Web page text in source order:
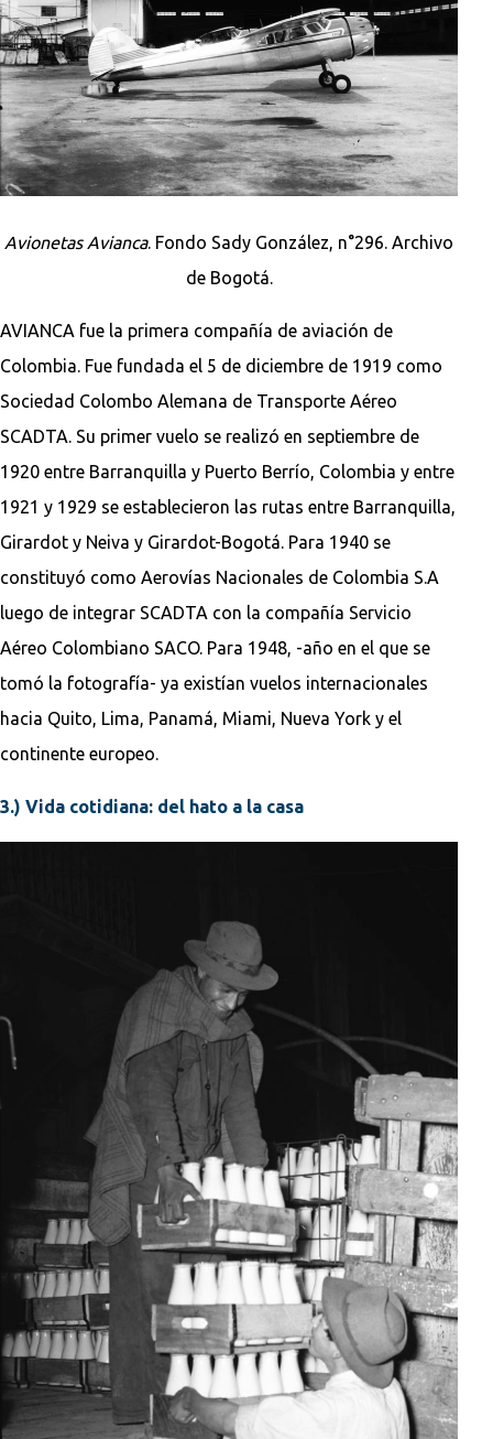
Avionetas Avianca. Fondo Sady González, n°296. Archivo
de Bogotá.
AVIANCA fue la primera compañía de aviación de
Colombia. Fue fundada el 5 de diciembre de 1919 como
Sociedad Colombo Alemana de Transporte Aéreo
SCADTA. Su primer vuelo se realizó en septiembre de
1920 entre Barranquilla y Puerto Berrío, Colombia y entre
1921 y 1929 se establecieron las rutas entre Barranquilla,
Girardot y Neiva y Girardot-Bogotá. Para 1940 se
constituyó como Aerovías Nacionales de Colombia S.A
luego de integrar SCADTA con la compañía Servicio
Aéreo Colombiano SACO. Para 1948, -año en el que se
tomó la fotografía- ya existían vuelos internacionales
hacia Quito, Lima, Panamá, Miami, Nueva York y el
continente europeo.
3.) Vida cotidiana: del hato a la casa